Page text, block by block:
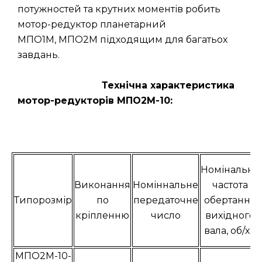
потужностей та крутних моментів робить
мотор-редуктор планетарний
МПО1М, МПО2М підходящим для багатьох
завдань.
Технічна характеристика
мотор-редукторів МПО2М-10:
Типорозмір
Виконання
по
кріпленню
Номіннальне
передаточне
число
Номінальна
частота
обертання
вихідного
вала, об/хв
МПО2М-10-